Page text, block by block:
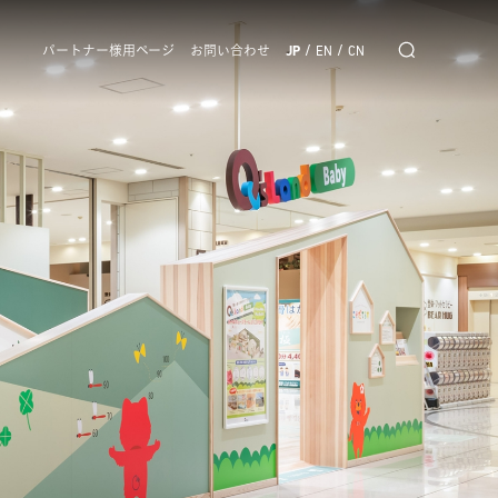
パートナー様用ページ お問い合わせ JP / EN / CN